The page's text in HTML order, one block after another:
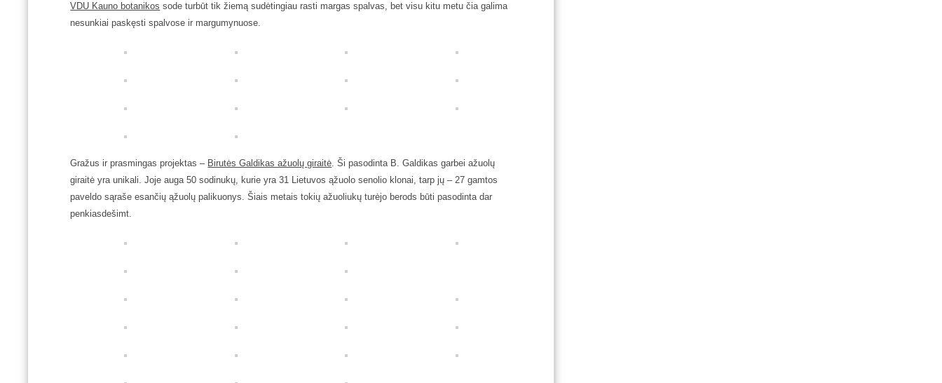
VDU Kauno botanikos sode turbūt tik žiemą sudėtingiau rasti margas spalvas, bet visu kitu metučia galima
nesunkiai paskęsti spalvose ir margumynuose.
Gražus ir prasmingas projektas – Birutės Galdikas ažuolų giraitė. Ši pasodinta B. Galdikas garbei ažuolų
giraitė yra unikali. Joje auga 50 sodinukų, kurie yra 31 Lietuvos ąžuolo senolio klonai, tarp jų – 27 gamtos
paveldo sąraše esančių ąžuolų palikuonys. Šiais metais tokių ažuoliukų turėjo berods būti pasodinta dar
penkiasdešimt.